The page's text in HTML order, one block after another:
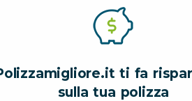
ti fa
sulla tua polizza